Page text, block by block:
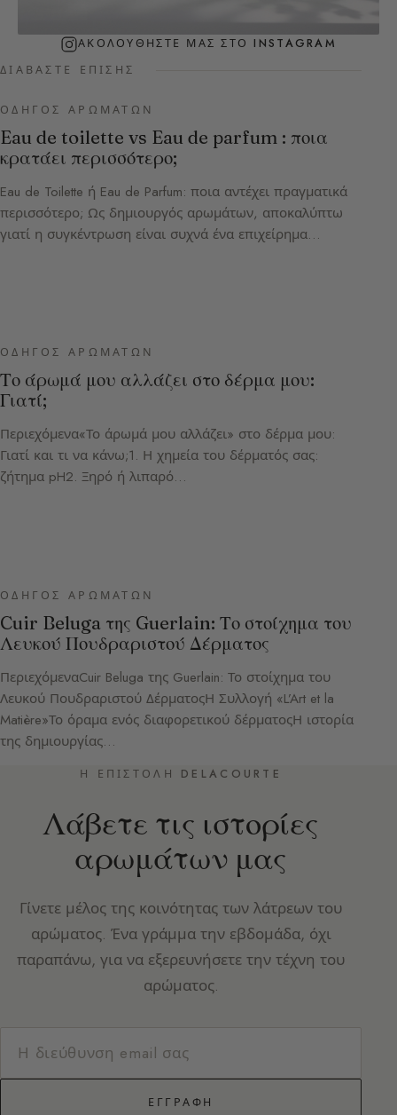
ΑΚΟΛΟΥΘΉΣΤΕ ΜΑΣ ΣΤΟ INSTAGRAM
ΔΙΑΒΆΣΤΕ ΕΠΊΣΗΣ
ΟΔΗΓΌΣ ΑΡΩΜΆΤΩΝ
Eau de toilette vs Eau de parfum : ποια
κρατάει περισσότερο;
Eau de Toilette ή Eau de Parfum: ποια αντέχει πραγματικά
περισσότερο; Ως δημιουργός αρωμάτων, αποκαλύπτω
γιατί η συγκέντρωση είναι συχνά ένα επιχείρημα…
ΟΔΗΓΌΣ ΑΡΩΜΆΤΩΝ
Το άρωμά μου αλλάζει στο δέρμα μου:
Γιατί;
Περιεχόμενα«Το άρωμά μου αλλάζει» στο δέρμα μου:
Γιατί και τι να κάνω;1. Η χημεία του δέρματός σας:
ζήτημα pH2. Ξηρό ή λιπαρό…
ΟΔΗΓΌΣ ΑΡΩΜΆΤΩΝ
Cuir Beluga της Guerlain: Το στοίχημα του
Λευκού Πουδραριστού Δέρματος
ΠεριεχόμεναCuir Beluga της Guerlain: Το στοίχημα του
Λευκού Πουδραριστού ΔέρματοςΗ Συλλογή «L’Art et la
Matière»Το όραμα ενός διαφορετικού δέρματοςΗ ιστορία
της δημιουργίας…
Η ΕΠΙΣΤΟΛΉ DELACOURTE
Λάβετε τις ιστορίες
αρωμάτων μας
Γίνετε μέλος της κοινότητας των λάτρεων του
αρώματος. Ένα γράμμα την εβδομάδα, όχι
παραπάνω, για να εξερευνήσετε την τέχνη του
αρώματος.
ΕΓΓΡΑΦΉ